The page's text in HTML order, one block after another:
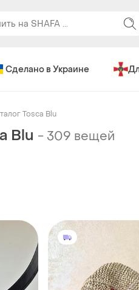
Сделано в Украине
Tosca Blu
Blu - 309 вещей